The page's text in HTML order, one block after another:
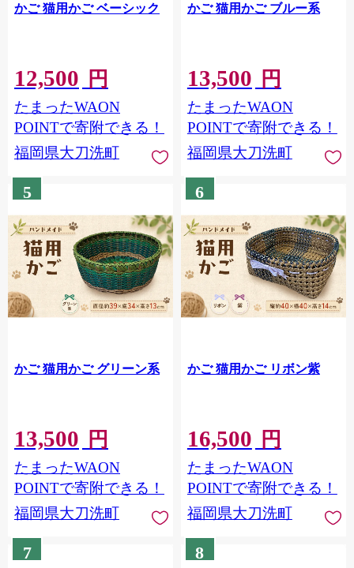
かご 猫用かご ベーシック
12,500 円
たまったWAON
POINTで寄附できる！
福岡県大刀洗町
かご 猫用かご ブルー系
13,500 円
たまったWAON
POINTで寄附できる！
福岡県大刀洗町
5
かご 猫用かご グリーン系
13,500 円
たまったWAON
POINTで寄附できる！
福岡県大刀洗町
6
かご 猫用かご リボン紫
16,500 円
たまったWAON
POINTで寄附できる！
福岡県大刀洗町
7 8